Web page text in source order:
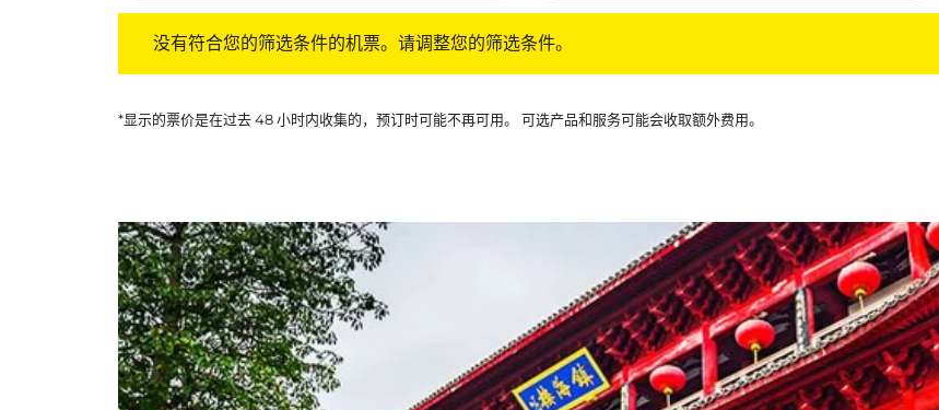
没有符合您的筛选条件的机票。请调整您的筛选条件。
*显示的票价是在过去 48 小时内收集的，预订时可能不再可用。 可选产品和服务可能会收取额外费用。